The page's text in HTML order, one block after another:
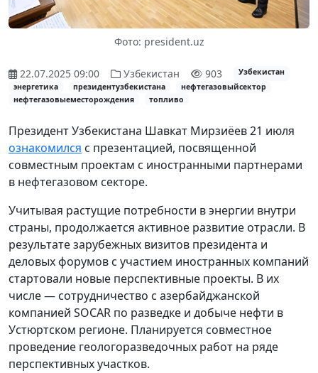
Фото: president.uz
22.07.2025 09:00 Узбекистан 903
Узбекистан
энергетика
президентузбекистана
нефтегазовыйсектор
нефтегазовыеместорождения
топливо
Президент Узбекистана Шавкат Мирзиёев 21 июля
ознакомился с презентацией, посвященной
совместным проектам с иностранными партнерами
в нефтегазовом секторе.
Учитывая растущие потребности в энергии внутри
страны, продолжается активное развитие отрасли. В
результате зарубежных визитов президента и
деловых форумов с участием иностранных компаний
стартовали новые перспективные проекты. В их
числе — сотрудничество с азербайджанской
компанией SOCAR по разведке и добыче нефти в
Устюртском регионе. Планируется совместное
проведение геологоразведочных работ на ряде
перспективных участков.